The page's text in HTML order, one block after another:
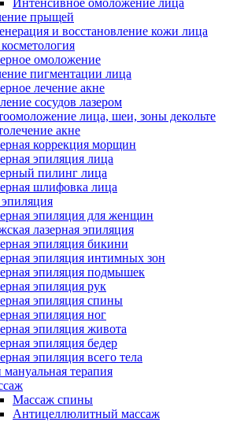
Интенсивное омоложение лица
прыщей
и восстановление кожи лица
омоложение
пигментации лица
лечение акне
сосудов лазером
лица, шеи, зоны декольте
акне
коррекция морщин
эпиляция лица
пилинг лица
шлифовка лица
эпиляция для женщин
лазерная эпиляция
эпиляция бикини
эпиляция интимных зон
эпиляция подмышек
эпиляция рук
эпиляция спины
эпиляция ног
эпиляция живота
эпиляция бедер
эпиляция всего тела
терапия
Массаж спины
Антицеллюлитный массаж